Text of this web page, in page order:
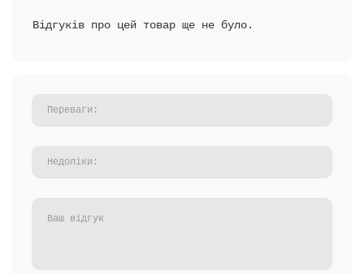
Відгуків про цей товар ще не було.